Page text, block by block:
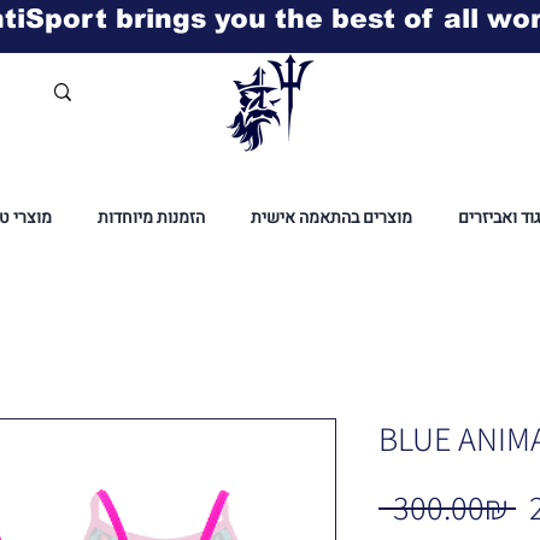
brings you the best of all
ואביזרים מוצרים בהתאמה אישית הזמנות מיוחדות מוצרי
BLUE
‏300.00 ‏₪